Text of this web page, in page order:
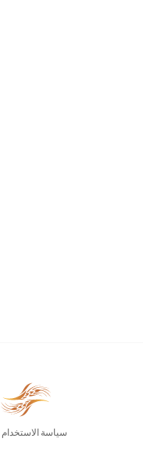
سياسة الاستخدام